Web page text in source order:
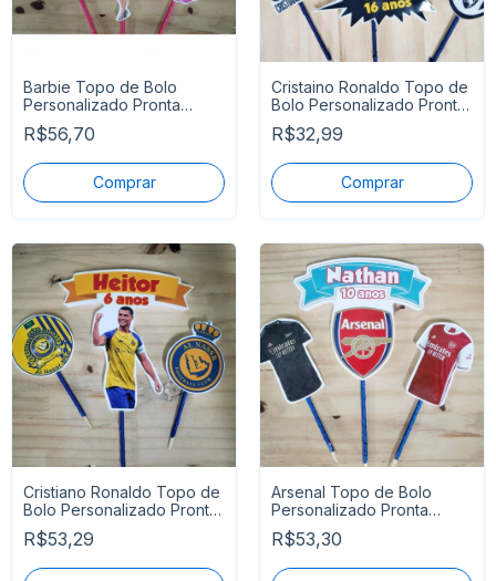
Barbie Topo de Bolo
Personalizado Pronta
Entrega
R$56,70
Cristaino Ronaldo Topo de
Bolo Personalizado Pronta
Entrega
R$32,99
Cristiano Ronaldo Topo de
Bolo Personalizado Pronta
Entrega
R$53,29
Arsenal Topo de Bolo
Personalizado Pronta
Entrega
R$53,30